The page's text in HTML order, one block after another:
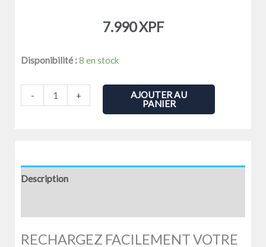
7.990XPF
Disponibilité :8 en stock
-
quantité
ACCESSOIRE
PC
-
PORTABLE
+
AJOUTER AU
PANIER
Description
RECHARGEZ FACILEMENT VOTRE